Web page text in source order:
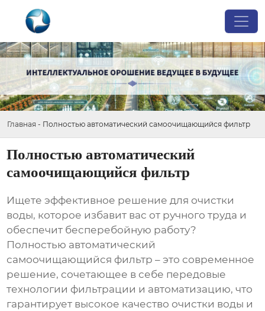
Главная - Полностью автоматический самоочищающийся фильтр
Полностью автоматический
самоочищающийся фильтр
Ищете эффективное решение для очистки
воды, которое избавит вас от ручного труда и
обеспечит бесперебойную работу?
Полностью автоматический
самоочищающийся фильтр – это современное
решение, сочетающее в себе передовые
технологии фильтрации и автоматизацию, что
гарантирует высокое качество очистки воды и